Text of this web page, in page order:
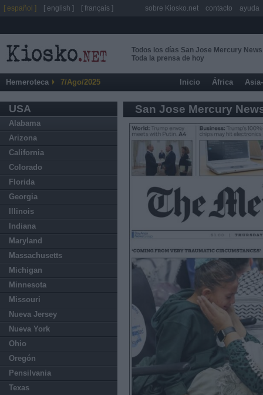
Todos los días San Jose Mercury News
Toda la prensa de hoy
Hemeroteca 7/Ago/2025 Inicio África
USA
Alabama
Arizona
California
Colorado
Florida
Georgia
Illinois
Indiana
Maryland
Massachusetts
Michigan
Minnesota
Missouri
Nueva Jersey
Nueva York
Ohio
Oregón
Pensilvania
Texas
San Jose Mercury
[ español ] [ english ] [ français ] sobre Kiosko.net contacto ayuda